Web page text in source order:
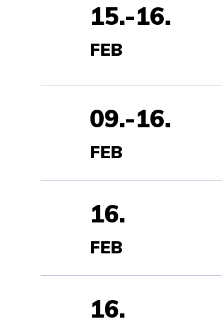
15.-16.
FEB
09.-16.
FEB
16.
FEB
16.